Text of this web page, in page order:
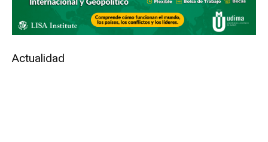
Actualidad